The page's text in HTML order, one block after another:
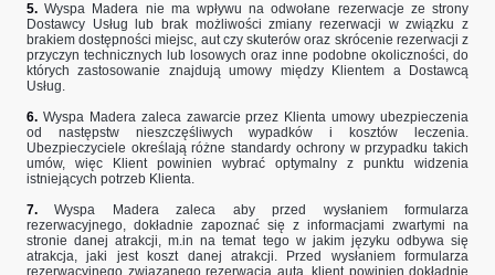
5. Wyspa Madera nie ma wpływu na odwołane rezerwacje ze strony
Dostawcy Usług lub brak możliwości zmiany rezerwacji w związku z
brakiem dostępności miejsc, aut czy skuterów oraz skrócenie rezerwacji z
przyczyn technicznych lub losowych oraz inne podobne okoliczności, do
których zastosowanie znajdują umowy między Klientem a Dostawcą
Usług.
6. Wyspa Madera zaleca zawarcie przez Klienta umowy ubezpieczenia
od następstw nieszczęśliwych wypadków i kosztów leczenia.
Ubezpieczyciele określają różne standardy ochrony w przypadku takich
umów, więc Klient powinien wybrać optymalny z punktu widzenia
istniejących potrzeb Klienta.
7.Wyspa Madera zaleca aby przed wysłaniem formularza
rezerwacyjnego, dokładnie zapoznać się z informacjami zwartymi na
stronie danej atrakcji, m.in na temat tego w jakim języku odbywa się
atrakcja, jaki jest koszt danej atrakcji. Przed wysłaniem formularza
rezerwacyjnego związanego rezerwacją auta, klient powinien dokładnie